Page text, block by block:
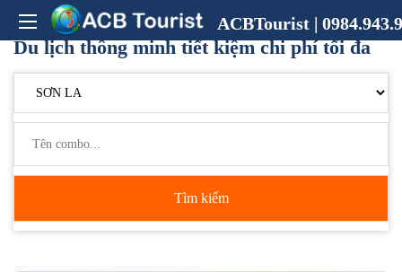
ACBTourist |
Du lịch thông minh tiết kiệm chi phí tối đa
Tìm kiếm